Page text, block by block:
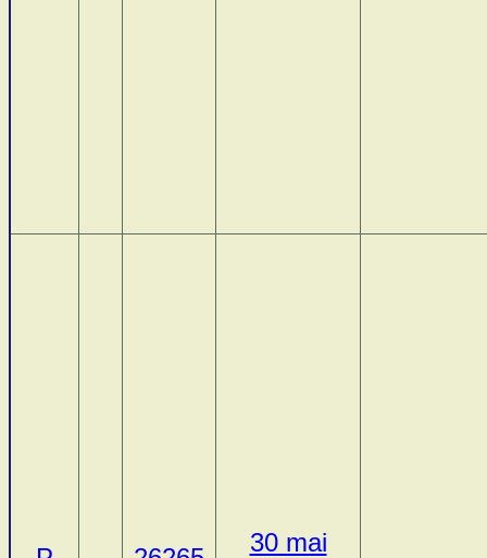
30 mai